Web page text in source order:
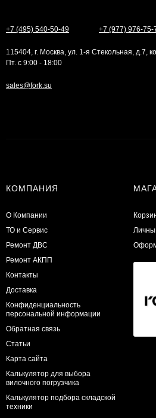
+7 (495) 540-50-49 +7 (977) 976-75-
115404, г. Москва, ул. 1-я Стекольная, д.7,
Пт. с 9:00 - 18:00
sales@fork.su
КОМПАНИЯ
О Компании
ТО и Сервис
​Ремонт ДВС
Ремонт АКПП
Контакты
Доставка
Конфиденциальность
персональной информации
Обратная связь
Статьи
Карта сайта
Калькулятор для выбора
вилочного погрузчика
Калькулятор подбора складской
техники